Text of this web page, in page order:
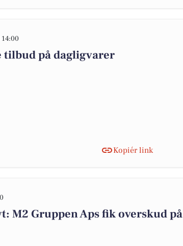
tilbud på dagligvarer
Kopiér link
M2 Gruppen Aps fik overskud på